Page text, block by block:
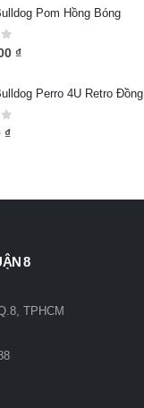
Pom Hồng Bóng
5
₫
Perro 4U Retro Đồng
₫
8
TPHCM